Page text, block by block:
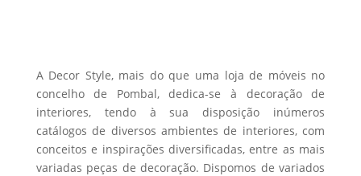
the
product
page
A Decor Style, mais do que uma loja de móveis no
concelho de Pombal, dedica-se à decoração de
interiores, tendo à sua disposição inúmeros
catálogos de diversos ambientes de interiores, com
conceitos e inspirações diversificadas, entre as mais
variadas peças de decoração. Dispomos de variados